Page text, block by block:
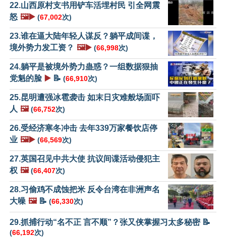
22.山西原村支书用铲车活埋村民 引全网震
怒 🖼️▶️ (67,002次)
23.谁在逼大陆年轻人谋反？躺平成间谍，
境外势力发工资？ 🖼️▶️ (66,998次)
24.躺平是被境外势力蛊惑？一组数据狠抽
党魁的脸 ▶️ 📝 (66,910次)
25.昆明遭强冰雹袭击 如末日灾难般场面吓
人 🖼️ (66,752次)
26.受经济寒冬冲击 去年339万家餐饮店停
业 🖼️▶️ (66,569次)
27.英国召见中共大使 抗议间谍活动侵犯主
权 🖼️ (66,407次)
28.习偷鸡不成蚀把米 反令台湾在非洲声名
大噪 🖼️📝 (66,330次)
29.抓捕行动“名不正 言不顺”？张又侠掌握习太多秘密 📝
(66,192次)